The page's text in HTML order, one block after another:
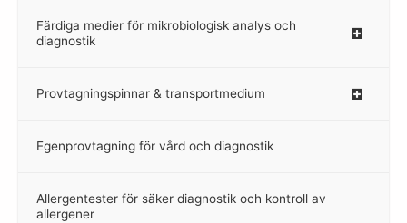
Färdiga medier för mikrobiologisk analys och
diagnostik
Provtagningspinnar & transportmedium
–
Egenprovtagning för vård och diagnostik
–
Allergentester för säker diagnostik och kontroll av
allergener
–